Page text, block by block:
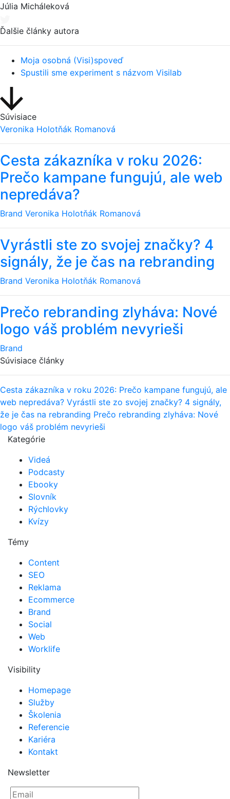
Júlia Micháleková
Ďalšie články autora
Moja osobná (Visi)spoveď
Spustili sme experiment s názvom Visilab
Súvisiace
Veronika Holotňák Romanová
Cesta zákazníka v roku 2026:
Prečo kampane fungujú, ale web
nepredáva?
Brand Veronika Holotňák Romanová
Vyrástli ste zo svojej značky? 4
signály, že je čas na rebranding
Brand Veronika Holotňák Romanová
Prečo rebranding zlyháva: Nové
logo váš problém nevyrieši
Brand
Súvisiace články
Cesta zákazníka v roku 2026: Prečo kampane fungujú, ale
web nepredáva? Vyrástli ste zo svojej značky? 4 signály,
že je čas na rebranding Prečo rebranding zlyháva: Nové
logo váš problém nevyrieši
Kategórie
Videá
Podcasty
Ebooky
Slovník
Rýchlovky
Kvízy
Témy
Content
SEO
Reklama
Ecommerce
Brand
Social
Web
Worklife
Visibility
Homepage
Služby
Školenia
Referencie
Kariéra
Kontakt
Newsletter